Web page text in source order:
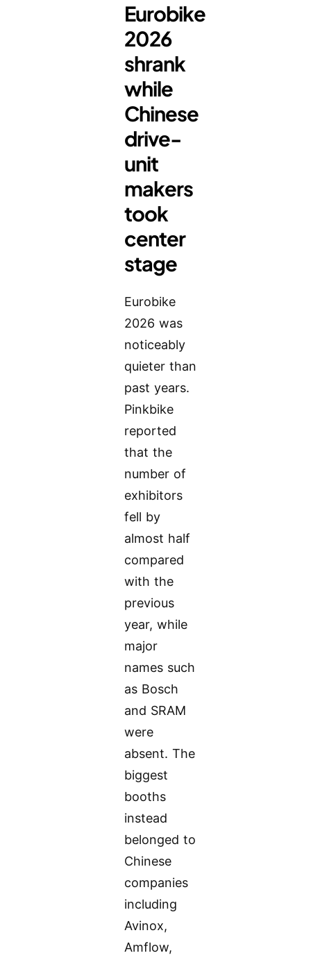
Eurobike
2026
shrank
while
Chinese
drive-
unit
makers
took
center
stage
Eurobike
2026 was
noticeably
quieter than
past years.
Pinkbike
reported
that the
number of
exhibitors
fell by
almost half
compared
with the
previous
year, while
major
names such
as Bosch
and SRAM
were
absent. The
biggest
booths
instead
belonged to
Chinese
companies
including
Avinox,
Amflow,